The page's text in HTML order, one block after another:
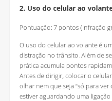
2. Uso do celular ao
Pontuação: 7 pontos (infração
O uso do celular ao volante é
distração no trânsito. Além de
prática acumula pontos
Antes de dirigir, colocar o
olhar nem que seja “só para ver
estiver aguardando uma